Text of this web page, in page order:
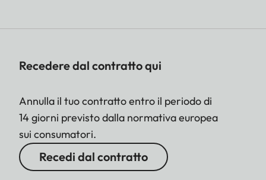
Recedere dal contratto qui
Annulla il tuo contratto entro il periodo di
14 giorni previsto dalla normativa europea
sui consumatori.
Recedi dal contratto